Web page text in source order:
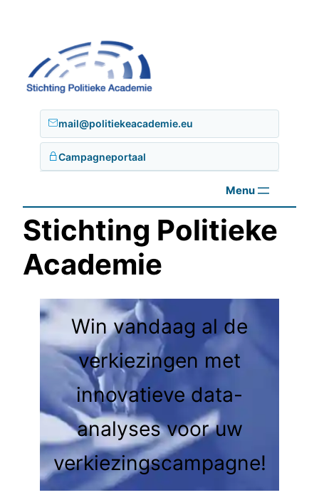
inhoud
mail@politiekeacademie.eu
Campagneportaal
Stichting Politieke
Academie
Win vandaag al de
verkiezingen met
innovatieve data-
analyses voor uw
verkiezingscampagne!